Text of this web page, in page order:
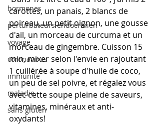
hormones
perturbateurs endocrinien
voyage
coronavirus
immunité
maladie
sans gluten
carottes, un panais, 2 blancs de
poireau, un petit oignon, une gousse
d'ail, un morceau de curcuma et un
morceau de gingembre. Cuisson 15
min, mixer selon l'envie en rajoutant
1 cuillérée à soupe d'huile de coco,
un peu de sel poivre, et régalez vous
avec cette soupe pleine de saveurs,
vitamines, minéraux et anti-
oxydants!